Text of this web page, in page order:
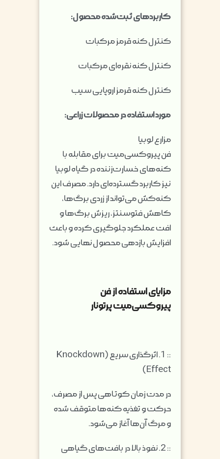
کاربردهای ثبت‌شده محصول:
کنترل کنه قرمز مرکبات
کنترل کنه نقره‌ای مرکبات
کنترل کنه قرمز اروپایی سیب
مورد استفاده در محصولات زراعی:
مزارع لوبیا
فن پیروکسی‌میت برای مقابله با
کنه‌های خسارت‌زننده در گیاه لوبیا
نیز کاربرد گسترده‌ای دارد. مصرف این
کنه‌کش می‌تواند از زردی برگ‌ها،
کاهش فتوسنتز، ریزش برگ‌ها و
افت عملکرد جلوگیری کرده و باعث
افزایش بازدهی محصول نهایی شود.
مزایای استفاده از فن
پیروکسی‌میت پرتونار
::
1. اثرگذاری سریع (Knockdown
Effect)
در مدت زمان کوتاهی پس از مصرف،
حرکت و تغذیه کنه‌ها متوقف شده
و مرگ آن‌ها آغاز می‌شود.
::